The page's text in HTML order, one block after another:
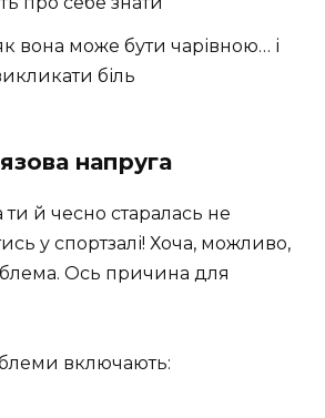
як вона може бути чарівною… і
біль
напруга
ти й чесно старалась не
у спортзалі! Хоча, можливо,
Ось причина для
включають: